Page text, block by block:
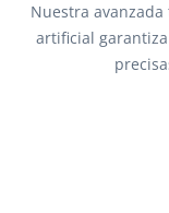
Nuestra
artificial